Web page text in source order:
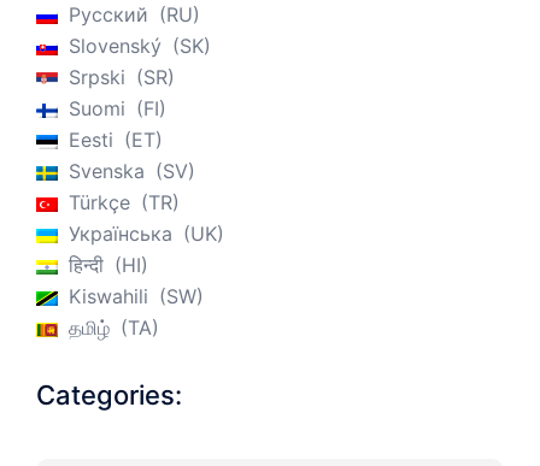
Русский
RU
Slovenský
SK
Srpski
SR
Suomi
FI
Eesti
ET
Svenska
SV
Türkçe
TR
Українська
UK
हिन्दी
HI
Kiswahili
SW
தமிழ்
TA
Categories: